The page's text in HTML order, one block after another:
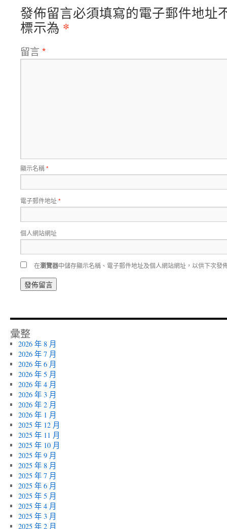
發佈留言必須填寫的電子郵件地址
標示為 *
留言 *
顯示名稱*
電子郵件地址*
個人網站網址
在瀏覽器中儲存顯示名稱、電子郵件地址及個人網站網址，以供下次發
彙整
2026 年 8 月
2026 年 7 月
2026 年 6 月
2026 年 5 月
2026 年 4 月
2026 年 3 月
2026 年 2 月
2026 年 1 月
2025 年 12 月
2025 年 11 月
2025 年 10 月
2025 年 9 月
2025 年 8 月
2025 年 7 月
2025 年 6 月
2025 年 5 月
2025 年 4 月
2025 年 3 月
2025 年 2 月